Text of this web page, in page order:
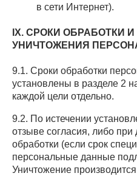
в сети Интернет).
IX. СРОКИ ОБРАБОТКИ
УНИЧТОЖЕНИЯ
9.1. Сроки обработки
установлены в разделе 2
каждой цели отдельно.
9.2. По истечении
отзыве согласия, либо при
обработки (если срок
персональные данные
Уничтожение